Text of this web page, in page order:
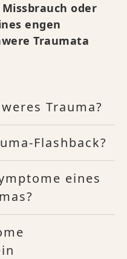
oder
engen
Traumata
Trauma?
Flashback?
eines